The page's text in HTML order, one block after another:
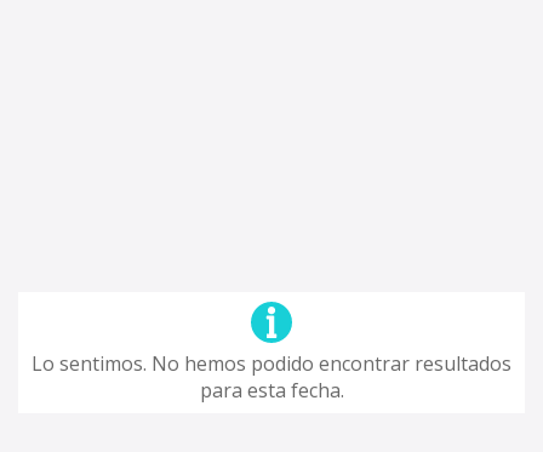
Lo sentimos. No hemos podido encontrar resultados
para esta fecha.